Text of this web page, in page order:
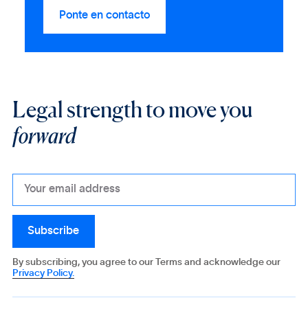
Legal strength to move you
forward
By subscribing, you agree to our Terms and acknowledge our
Privacy Policy.